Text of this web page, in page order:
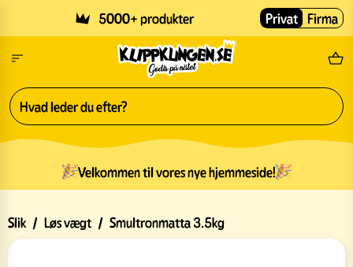
5000+ produkter Privat Firma
Velkommen til vores nye hjemmeside!
Slik / Løs vægt / Smultronmatta 3.5kg